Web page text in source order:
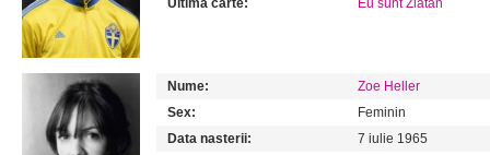
Nume:
Zoe Heller
Sex:
Feminin
Data nasterii:
7 iulie 1965